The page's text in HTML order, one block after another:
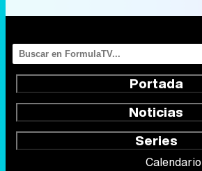
Portada
Noticias
Series
Calendario